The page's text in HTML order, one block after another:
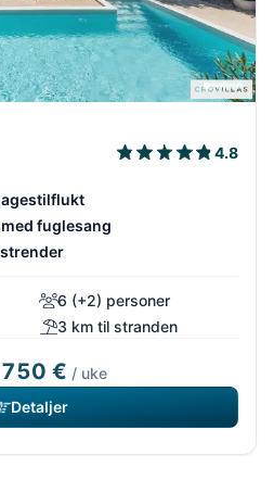
4.8
fuglesang
6 (+2) personer
3 km til stranden
€ / uke
Detaljer